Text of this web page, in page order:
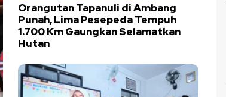
Orangutan Tapanuli di Ambang
Punah, Lima Pesepeda Tempuh
1.700 Km Gaungkan Selamatkan
Hutan